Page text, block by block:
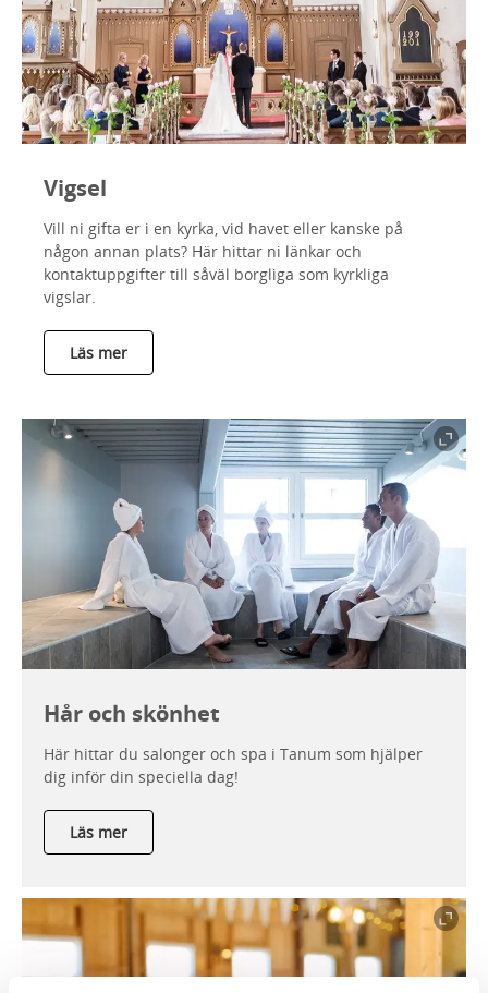
Vigsel
Vill ni gifta er i en kyrka, vid havet eller kanske på
någon annan plats? Här hittar ni länkar och
kontaktuppgifter till såväl borgliga som kyrkliga
vigslar.
Läs mer
Hår och skönhet
Här hittar du salonger och spa i Tanum som hjälper
dig inför din speciella dag!
Läs mer